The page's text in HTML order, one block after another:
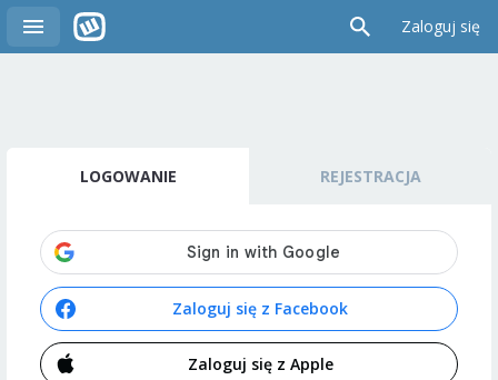
Zaloguj się
LOGOWANIE REJESTRACJA
Zaloguj się z Facebook
Zaloguj się z Apple